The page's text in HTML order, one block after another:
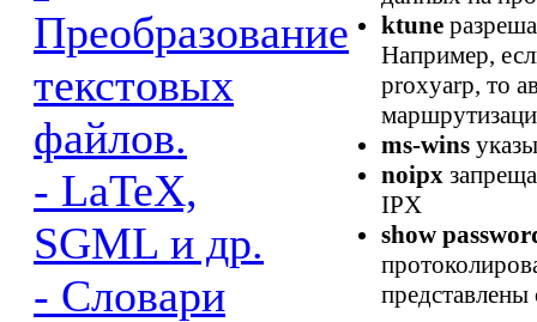
Преобразование
текстовых
файлов.
- LaTeX,
SGML и др.
- Словари
ktune
Например,
proxyarp, то
ms-wins
noipx
IPX
show